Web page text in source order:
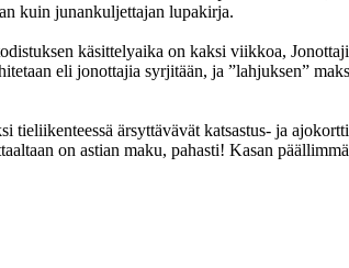
kuin junankuljettajan lupakirja.
käsittelyaika on kaksi viikkoa,
eli jonottajia syrjitään, ja ”lahjuksen”
tieliikenteessä ärsyttävävät katsastus- ja
on astian maku, pahasti! Kasan